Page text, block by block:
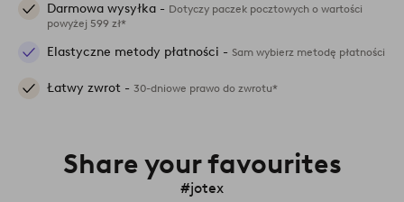
Darmowa wysyłka - Dotyczy paczek pocztowych o wartości
powyżej 599 zł*
Elastyczne metody płatności - Sam wybierz metodę płatności
Łatwy zwrot - 30-dniowe prawo do zwrotu*
Share your favourites
#jotex